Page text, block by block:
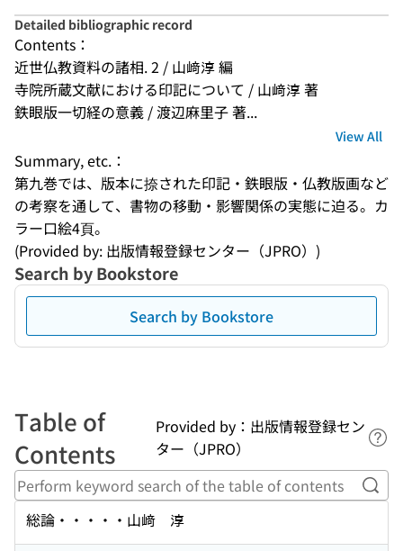
Detailed bibliographic record
Contents：
近世仏教資料の諸相. 2 / 山﨑淳 編
寺院所蔵文献における印記について / 山﨑淳 著
鉄眼版一切経の意義 / 渡辺麻里子 著...
View All
Summary, etc.：
第九巻では、版本に捺された印記・鉄眼版・仏教版画など
の考察を通して、書物の移動・影響関係の実態に迫る。カ
ラー口絵4頁。
(Provided by: 出版情報登録センター（JPRO）)
Search by Bookstore
Search by Bookstore
Table of
Contents
Provided by：出版情報登録セン
ター（JPRO）
総論・・・・・山﨑 淳